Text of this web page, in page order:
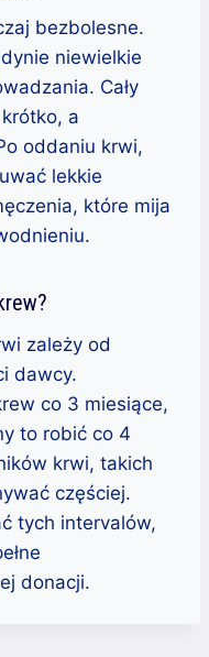
bezbolesne.
niewielkie
Cały
a
oddaniu krwi,
lekkie
które mija
zależy od
dawcy.
co 3 miesiące,
to robić co 4
krwi, takich
częściej.
tych intervalów,
donacji.